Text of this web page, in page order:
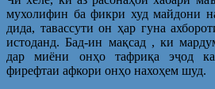
мухолифин ба фикри худ майдони
дида, тавассути он ҳар гуна
истоданд. Бад-ин мақсад , ки
дар миёни онҳо тафриқа эҷод
фирефтаи афкори онҳо нахоҳем шуд.